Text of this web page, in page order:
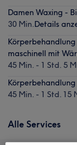
Damen Waxing -
30 Min.Details
maschinell mit
45 Min. - 1 Std. 5
45 Min. - 1 Std. 15
Alle Services